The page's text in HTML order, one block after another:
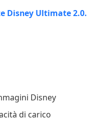
Disney
di carico